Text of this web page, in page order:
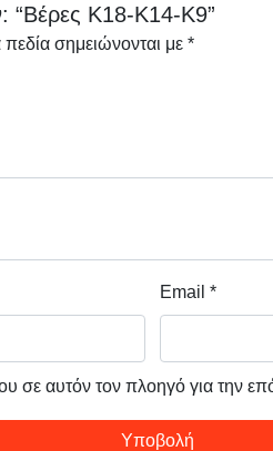
“Βέρες Κ18-Κ14-Κ9”
σημειώνονται με *
Email*
σε αυτόν τον πλοηγό για την